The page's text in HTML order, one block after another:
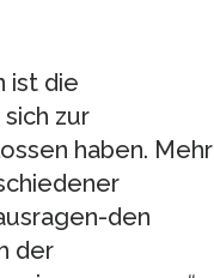
ist die
zur
haben. Mehr
den
der